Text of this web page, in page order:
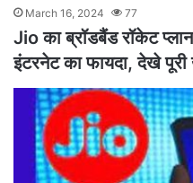
March 16, 2024 77
Jio का ब्रॉडबैंड रॉकेट
इंटरनेट का फायदा, देखे